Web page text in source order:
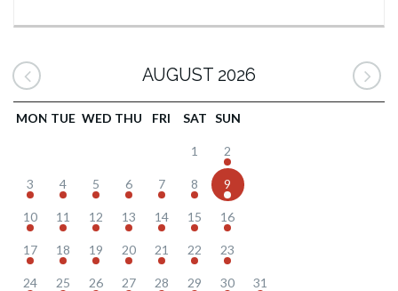
AUGUST 2026
MON TUE WED THU FRI SAT SUN
1 2
3 4 5 6 7 8 9
10 11 12 13 14 15 16
17 18 19 20 21 22 23
24 25 26 27 28 29 30 31